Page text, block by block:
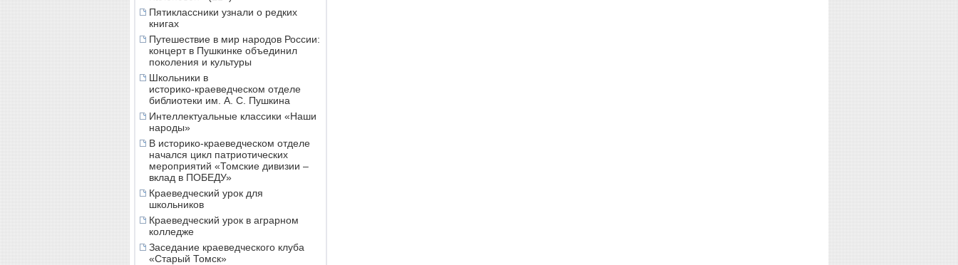
Пятиклассники узнали о редких
книгах
Путешествие в мир народов России:
концерт в Пушкинке объединил
поколения и культуры
Школьники в
историко‑краеведческом отделе
библиотеки им. А. С. Пушкина
Интеллектуальные классики «Наши
народы»
В историко-краеведческом отделе
начался цикл патриотических
мероприятий «Томские дивизии –
вклад в ПОБЕДУ»
Краеведческий урок для
школьников
Краеведческий урок в аграрном
колледже
Заседание краеведческого клуба
«Старый Томск»